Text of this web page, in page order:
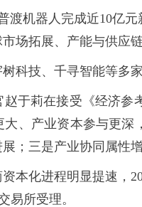
机器人完成近10亿元
场拓展、产能与供应
技、千寻智能等多
莉在接受《经济参
、产业资本参与更
；三是产业协同属性
化进程明显提速，
易所受理。